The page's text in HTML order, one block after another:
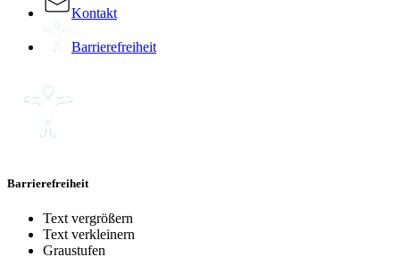
Kontakt
Barrierefreiheit
Barrierefreiheit
Text vergrößern
Text verkleinern
Graustufen